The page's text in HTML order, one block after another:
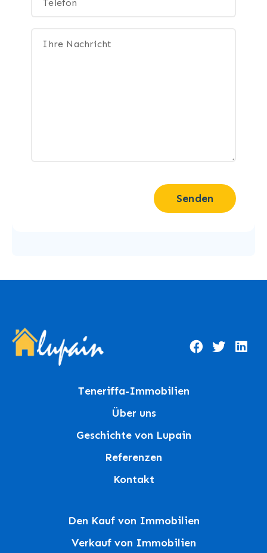
Senden
Teneriffa-Immobilien
Über uns
Geschichte von Lupain
Referenzen
Kontakt
Den Kauf von Immobilien
Verkauf von Immobilien